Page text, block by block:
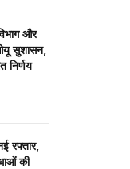
और
सुशासन,
निर्णय
रफ्तार,
की